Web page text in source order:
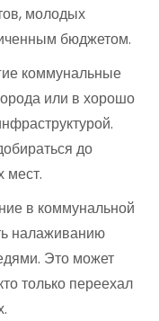
молодых
бюджетом.
коммунальные
или в хорошо
до
мест.
в коммунальной
налаживанию
Это может
только переехал